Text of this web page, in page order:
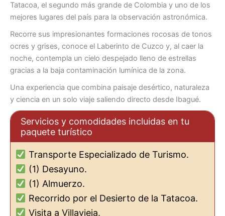
Tatacoa, el segundo más grande de Colombia y uno de los
mejores lugares del país para la observación astronómica.
Recorre sus impresionantes formaciones rocosas de tonos
ocres y grises, conoce el Laberinto de Cuzco y, al caer la
noche, contempla un cielo despejado lleno de estrellas
gracias a la baja contaminación lumínica de la zona.
Una experiencia que combina paisaje desértico, naturaleza
y ciencia en un solo viaje saliendo directo desde Ibagué.
Servicios y comodidades incluidas en tu
paquete turístico
Transporte Especializado de Turismo.
(1) Desayuno.
(1) Almuerzo.
Recorrido por el Desierto de la Tatacoa.
Visita a Villavieja.